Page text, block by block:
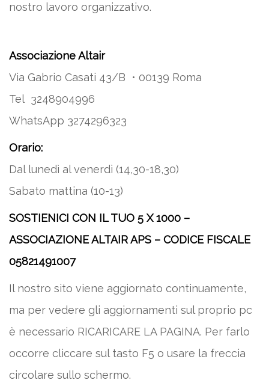
nostro lavoro organizzativo.
Associazione Altair
Via Gabrio Casati 43/B • 00139 Roma
Tel 3248904996
WhatsApp 3274296323
Orario:
Dal lunedì al venerdì (14,30-18,30)
Sabato mattina (10-13)
SOSTIENICI CON IL TUO 5 X 1000 –
ASSOCIAZIONE ALTAIR APS – CODICE FISCALE
05821491007
Il nostro sito viene aggiornato continuamente,
ma per vedere gli aggiornamenti sul proprio pc
è necessario RICARICARE LA PAGINA. Per farlo
occorre cliccare sul tasto F5 o usare la freccia
circolare sullo schermo.